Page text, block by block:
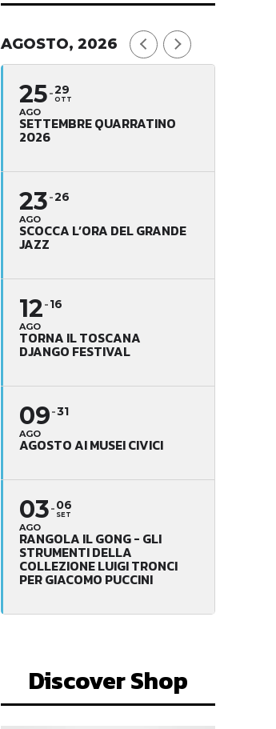
AGOSTO, 2026
25
AGO
29
OTT
SETTEMBRE QUARRATINO
2026
23
AGO
26
SCOCCA L’ORA DEL GRANDE
JAZZ
12
AGO
16
TORNA IL TOSCANA
DJANGO FESTIVAL
09
AGO
31
AGOSTO AI MUSEI CIVICI
03
AGO
06
SET
RANGOLA IL GONG - GLI
STRUMENTI DELLA
COLLEZIONE LUIGI TRONCI
PER GIACOMO PUCCINI
Discover Shop